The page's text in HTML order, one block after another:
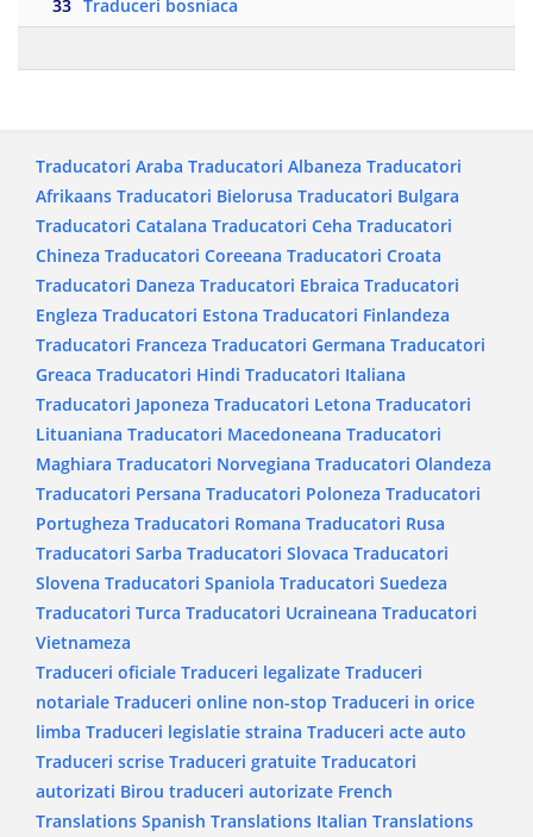
33 Traduceri bosniaca
Traducatori Araba Traducatori Albaneza Traducatori
Afrikaans Traducatori Bielorusa Traducatori Bulgara
Traducatori Catalana Traducatori Ceha Traducatori
Chineza Traducatori Coreeana Traducatori Croata
Traducatori Daneza Traducatori Ebraica Traducatori
Engleza Traducatori Estona Traducatori Finlandeza
Traducatori Franceza Traducatori Germana Traducatori
Greaca Traducatori Hindi Traducatori Italiana
Traducatori Japoneza Traducatori Letona Traducatori
Lituaniana Traducatori Macedoneana Traducatori
Maghiara Traducatori Norvegiana Traducatori Olandeza
Traducatori Persana Traducatori Poloneza Traducatori
Portugheza Traducatori Romana Traducatori Rusa
Traducatori Sarba Traducatori Slovaca Traducatori
Slovena Traducatori Spaniola Traducatori Suedeza
Traducatori Turca Traducatori Ucraineana Traducatori
Vietnameza
Traduceri oficiale Traduceri legalizate Traduceri
notariale Traduceri online non-stop Traduceri in orice
limba Traduceri legislatie straina Traduceri acte auto
Traduceri scrise Traduceri gratuite Traducatori
autorizati Birou traduceri autorizate French
Translations Spanish Translations Italian Translations